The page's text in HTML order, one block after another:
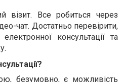
візит. Все робиться через
чат. Достатньо перевірити,
консультації та
безумовно, є можливість